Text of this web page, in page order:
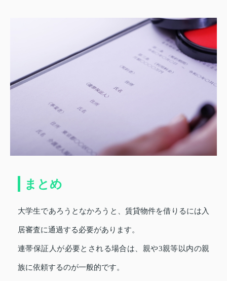
まとめ
大学生であろうとなかろうと、賃貸物件を借りるには入
居審査に通過する必要があります。
連帯保証人が必要とされる場合は、親や3親等以内の親
族に依頼するのが一般的です。